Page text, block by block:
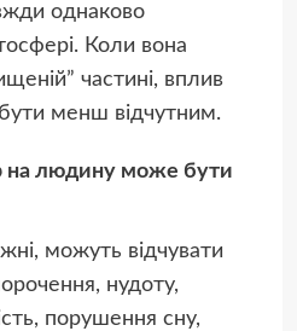
однаково
Коли вона
частині, вплив
менш відчутним.
на людину може бути
можуть відчувати
нудоту,
порушення сну,